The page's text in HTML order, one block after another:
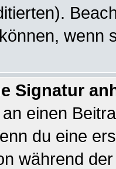
wenn
Signatur
einen
du eine
während